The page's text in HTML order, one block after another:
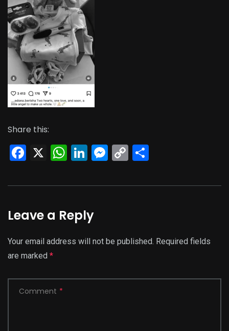
Share this:
Facebook
X WhatsApp
LinkedIn
Messenger
Copy
Link
Leave a Reply
Your email address will not be published. Required fields
are marked *
Comment *